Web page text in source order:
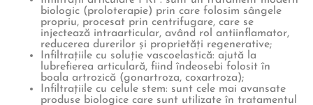
biologic (proloterapie) prin care folosim sângele
propriu, procesat prin centrifugare, care se
injectează intraarticular, având rol antiinflamator,
reducerea durerilor și proprietăți regenerative;
Infiltrațiile cu soluție vascoelastică: ajută la
lubrefierea articulară, fiind îndeosebi folosit în
boala artrozică (gonartroza, coxartroza);
Infiltrațiile cu celule stem: sunt cele mai avansate
produse biologice care sunt utilizate în tratamentul